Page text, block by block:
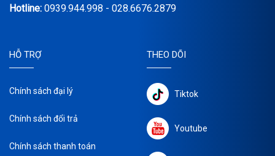
Hotline: 0939.944.998 - 028.6676.2879
HỖ TRỢ
Chính sách đại lý
Chính sách đổi trả
Chính sách thanh toán
THEO DÕI
Tiktok
Youtube